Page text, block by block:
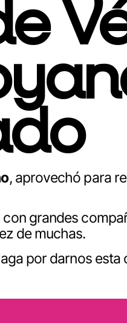
, aprovechó para
grandes
de muchas.
por darnos